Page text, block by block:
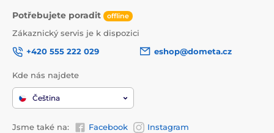
Potřebujete poradit offline
Zákaznický servis je k dispozici
+420 555 222 029
eshop@dometa.cz
Kde nás najdete
Čeština
Jsme také na: Facebook Instagram